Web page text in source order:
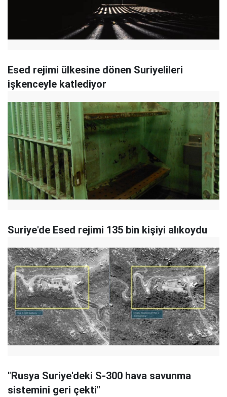
Esed rejimi ülkesine dönen Suriyelileri
işkenceyle katlediyor
Suriye'de Esed rejimi 135 bin kişiyi alıkoydu
"Rusya Suriye'deki S-300 hava savunma
sistemini geri çekti"